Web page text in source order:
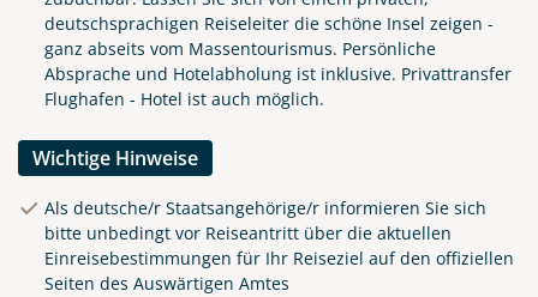
deutschsprachigen Reiseleiter die schöne Insel zeigen -
ganz abseits vom Massentourismus. Persönliche
Absprache und Hotelabholung ist inklusive. Privattransfer
Flughafen - Hotel ist auch möglich.
Wichtige Hinweise
Als deutsche/r Staatsangehörige/r informieren Sie sich
bitte unbedingt vor Reiseantritt über die aktuellen
Einreisebestimmungen für Ihr Reiseziel auf den offiziellen
Seiten des Auswärtigen Amtes